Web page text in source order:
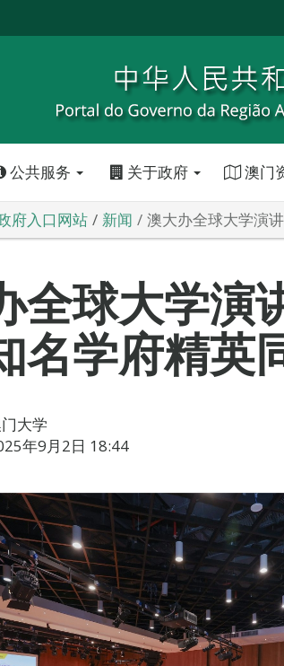
公共服务 关于政府 澳门
府入口网站 新闻 澳大办全球大学演
全球大学
名学府精英
大学
年9月2日 18:44